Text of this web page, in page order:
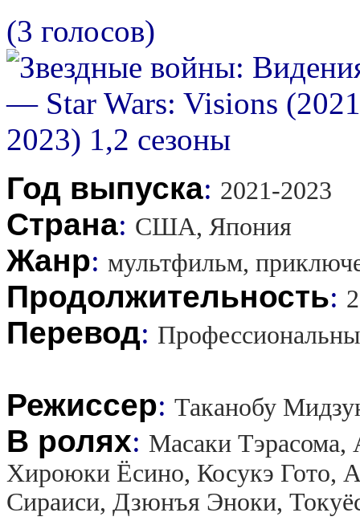
(3 голосов)
Год выпуска: 2021-2023
Страна: США, Япония
Жанр: мультфильм,
Продолжительность:
Перевод:
Режиссер: Таканобу
В ролях: Масаки
Хироюки Ёсино, Косукэ Гото,
Сираиси, Дзюнъя Эноки,